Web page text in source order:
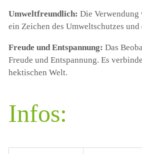
Umweltfreundlich: Die
ein Zeichen des Umweltschutzes
Freude und Entspannung: Das
Freude und Entspannung. Es
hektischen Welt.
Infos: